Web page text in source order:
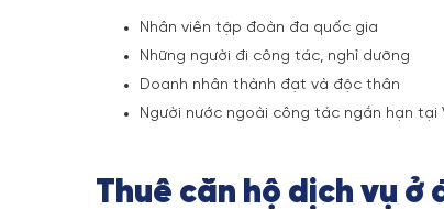
Nhân viên tập đoàn đa quốc gia
Những người đi công tác, nghỉ dưỡng
Doanh nhân thành đạt và độc thân
Người nước ngoài công tác ngắn hạn tại
Thuê căn hộ dịch vụ ở